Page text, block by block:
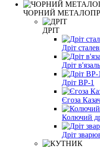
ЧОРНИЙ
ДРІТ
Дріт
Дріт
Дріт ВР-1
Єгоза
Колючий
Дріт